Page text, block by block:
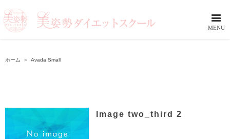
ホーム ＞ Avada Small
Image two_third 2